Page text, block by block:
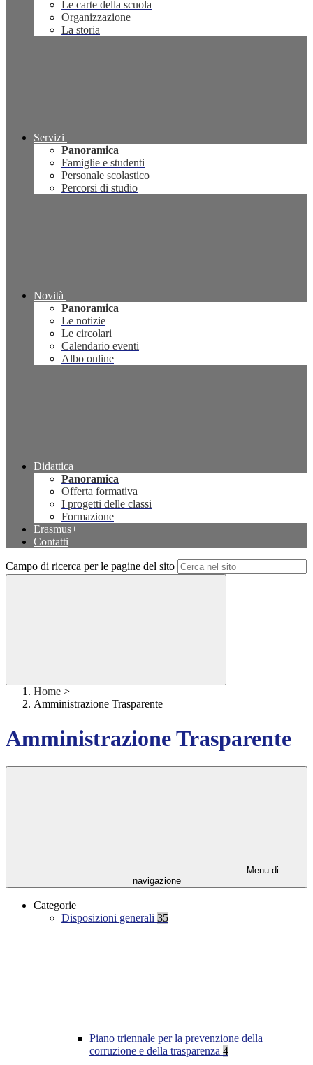
Le carte della scuola
Organizzazione
La storia
Servizi
Panoramica
Famiglie e studenti
Personale scolastico
Percorsi di studio
Novità
Panoramica
Le notizie
Le circolari
Calendario eventi
Albo online
Didattica
Panoramica
Offerta formativa
I progetti delle classi
Formazione
Erasmus+
Contatti
Campo di ricerca per le pagine del sito
Home >
Amministrazione Trasparente
Amministrazione Trasparente
Menu di
navigazione
Categorie
Disposizioni generali 35
Piano triennale per la prevenzione della
corruzione e della trasparenza 4